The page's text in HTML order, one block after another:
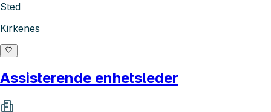
Sted
Kirkenes
Assisterende enhetsleder